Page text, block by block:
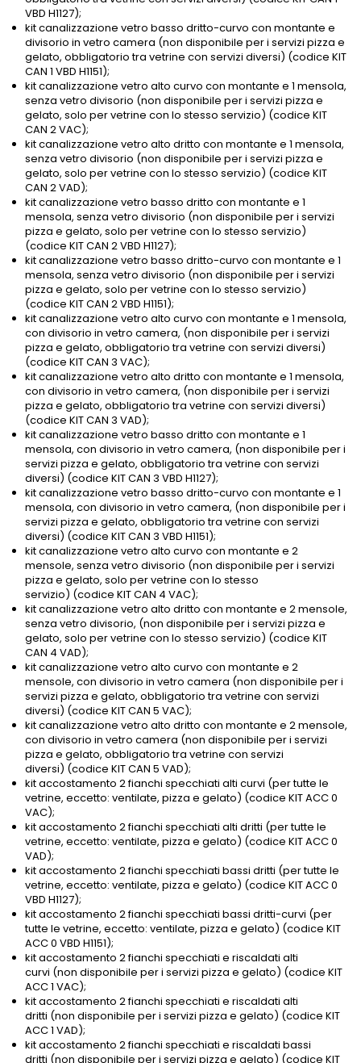
VBD H1127);
kit canalizzazione vetro basso dritto-curvo con montante e
divisorio in vetro camera (non disponibile per i servizi pizza e
gelato, obbligatorio tra vetrine con servizi diversi) (codice KIT
CAN 1 VBD H1151);
kit canalizzazione vetro alto curvo con montante e 1 mensola,
senza vetro divisorio (non disponibile per i servizi pizza e
gelato, solo per vetrine con lo stesso servizio) (codice KIT
CAN 2 VAC);
kit canalizzazione vetro alto dritto con montante e 1 mensola,
senza vetro divisorio (non disponibile per i servizi pizza e
gelato, solo per vetrine con lo stesso servizio) (codice KIT
CAN 2 VAD);
kit canalizzazione vetro basso dritto con montante e 1
mensola, senza vetro divisorio (non disponibile per i servizi
pizza e gelato, solo per vetrine con lo stesso servizio)
(codice KIT CAN 2 VBD H1127);
kit canalizzazione vetro basso dritto-curvo con montante e 1
mensola, senza vetro divisorio (non disponibile per i servizi
pizza e gelato, solo per vetrine con lo stesso servizio)
(codice KIT CAN 2 VBD H1151);
kit canalizzazione vetro alto curvo con montante e 1 mensola,
con divisorio in vetro camera, (non disponibile per i servizi
pizza e gelato, obbligatorio tra vetrine con servizi diversi)
(codice KIT CAN 3 VAC);
kit canalizzazione vetro alto dritto con montante e 1 mensola,
con divisorio in vetro camera, (non disponibile per i servizi
pizza e gelato, obbligatorio tra vetrine con servizi diversi)
(codice KIT CAN 3 VAD);
kit canalizzazione vetro basso dritto con montante e 1
mensola, con divisorio in vetro camera, (non disponibile per i
servizi pizza e gelato, obbligatorio tra vetrine con servizi
diversi) (codice KIT CAN 3 VBD H1127);
kit canalizzazione vetro basso dritto-curvo con montante e 1
mensola, con divisorio in vetro camera, (non disponibile per i
servizi pizza e gelato, obbligatorio tra vetrine con servizi
diversi) (codice KIT CAN 3 VBD H1151);
kit canalizzazione vetro alto curvo con montante e 2
mensole, senza vetro divisorio (non disponibile per i servizi
pizza e gelato, solo per vetrine con lo stesso
servizio) (codice KIT CAN 4 VAC);
kit canalizzazione vetro alto dritto con montante e 2 mensole,
senza vetro divisorio, (non disponibile per i servizi pizza e
gelato, solo per vetrine con lo stesso servizio) (codice KIT
CAN 4 VAD);
kit canalizzazione vetro alto curvo con montante e 2
mensole, con divisorio in vetro camera (non disponibile per i
servizi pizza e gelato, obbligatorio tra vetrine con servizi
diversi) (codice KIT CAN 5 VAC);
kit canalizzazione vetro alto dritto con montante e 2 mensole,
con divisorio in vetro camera (non disponibile per i servizi
pizza e gelato, obbligatorio tra vetrine con servizi
diversi) (codice KIT CAN 5 VAD);
kit accostamento 2 fianchi specchiati alti curvi (per tutte le
vetrine, eccetto: ventilate, pizza e gelato) (codice KIT ACC 0
VAC);
kit accostamento 2 fianchi specchiati alti dritti (per tutte le
vetrine, eccetto: ventilate, pizza e gelato) (codice KIT ACC 0
VAD);
kit accostamento 2 fianchi specchiati bassi dritti (per tutte le
vetrine, eccetto: ventilate, pizza e gelato) (codice KIT ACC 0
VBD H1127);
kit accostamento 2 fianchi specchiati bassi dritti-curvi (per
tutte le vetrine, eccetto: ventilate, pizza e gelato) (codice KIT
ACC 0 VBD H1151);
kit accostamento 2 fianchi specchiati e riscaldati alti
curvi (non disponibile per i servizi pizza e gelato) (codice KIT
ACC 1 VAC);
kit accostamento 2 fianchi specchiati e riscaldati alti
dritti (non disponibile per i servizi pizza e gelato) (codice KIT
ACC 1 VAD);
kit accostamento 2 fianchi specchiati e riscaldati bassi
dritti (non disponibile per i servizi pizza e gelato) (codice KIT